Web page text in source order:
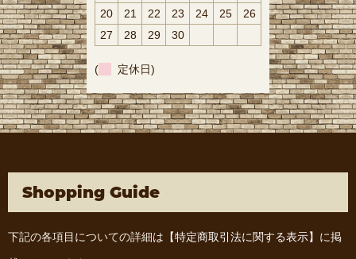
20 21 22 23 24 25
26
27
28 29 30
( 定休日)
Shopping Guide
下記の各項目についての詳細は 【特定商取引法に関する表示】 に掲